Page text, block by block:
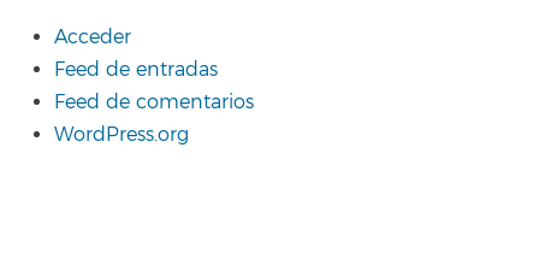
Acceder
Feed de entradas
Feed de comentarios
WordPress.org